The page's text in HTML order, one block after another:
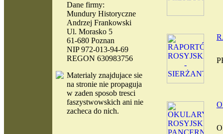
Dane firmy:
Mundury Historyczne
Andrzej Frankowski
Ul. Morasko 5
61-680 Poznan
NIP 972-013-94-69
REGON 630983756
Materialy znajdujace sie
na stronie nie propaguja
w zaden sposob tresci
faszystwowskich ani nie
zacheca do nich.